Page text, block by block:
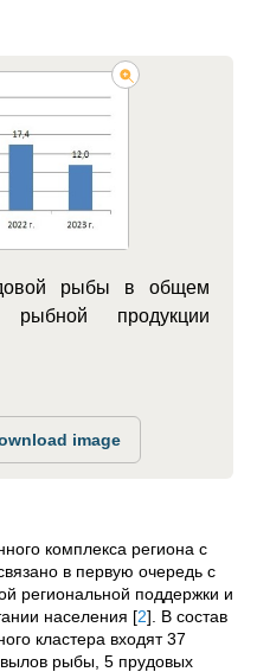
рыбы в общем
рыбной продукции
image
комплекса региона с
в первую очередь с
региональной поддержки и
населения [2] . В состав
кластера входят 37
рыбы, 5 прудовых